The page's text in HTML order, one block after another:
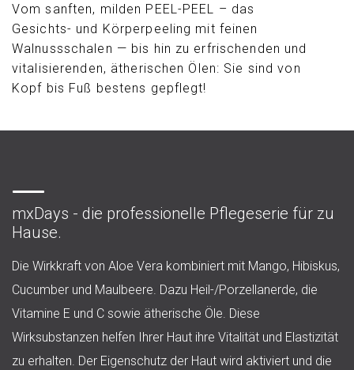
Vom sanften, milden PEEL-PEEL – das
Gesichts- und Körperpeeling mit feinen
Walnussschalen — bis hin zu erfrischenden und
vitalisierenden, ätherischen Ölen: Sie sind von
Kopf bis Fuß bestens gepflegt!
mxDays - die professionelle Pflegeserie für zu
Hause.
Die Wirkkraft von Aloe Vera kombiniert mit Mango, Hibiskus,
Cucumber und Maulbeere. Dazu Heil-/Porzellanerde, die
Vitamine E und C sowie ätherische Öle. Diese
Wirksubstanzen helfen Ihrer Haut ihre Vitalität und Elastizität
zu erhalten. Der Eigenschutz der Haut wird aktiviert und die